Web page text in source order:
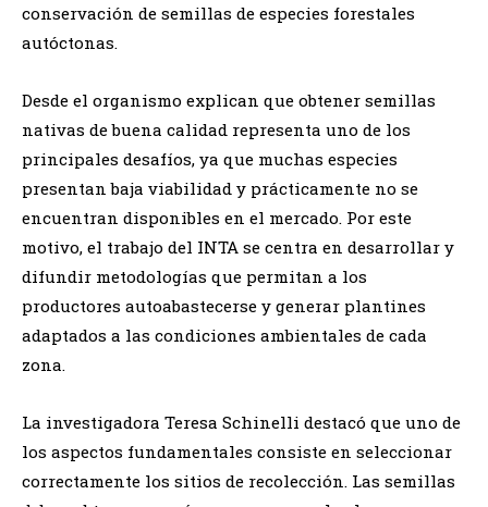
conservación de semillas de especies forestales
autóctonas.
Desde el organismo explican que obtener semillas
nativas de buena calidad representa uno de los
principales desafíos, ya que muchas especies
presentan baja viabilidad y prácticamente no se
encuentran disponibles en el mercado. Por este
motivo, el trabajo del INTA se centra en desarrollar y
difundir metodologías que permitan a los
productores autoabastecerse y generar plantines
adaptados a las condiciones ambientales de cada
zona.
La investigadora Teresa Schinelli destacó que uno de
los aspectos fundamentales consiste en seleccionar
correctamente los sitios de recolección. Las semillas